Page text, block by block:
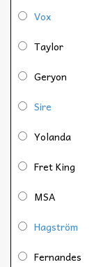
Vox
Taylor
Geryon
Sire
Yolanda
Fret King
MSA
Hagström
Fernandes